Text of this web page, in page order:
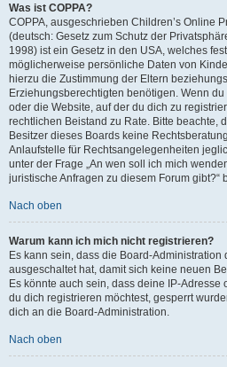
Was ist COPPA?
COPPA, ausgeschrieben Children’s Online
(deutsch: Gesetz zum Schutz der
1998) ist ein Gesetz in den USA, welches
möglicherweise persönliche Daten von
hierzu die Zustimmung der Eltern
Erziehungsberechtigten benötigen. Wenn
oder die Website, auf der du dich zu
rechtlichen Beistand zu Rate. Bitte beachte,
Besitzer dieses Boards keine
Anlaufstelle für Rechtsangelegenheiten
unter der Frage „An wen soll ich mich
juristische Anfragen zu diesem Forum gibt?“
Nach oben
Warum kann ich mich nicht registrieren?
Es kann sein, dass die Board-
ausgeschaltet hat, damit sich keine neuen
Es könnte auch sein, dass deine IP-Adresse
du dich registrieren möchtest, gesperrt
dich an die Board-Administration.
Nach oben